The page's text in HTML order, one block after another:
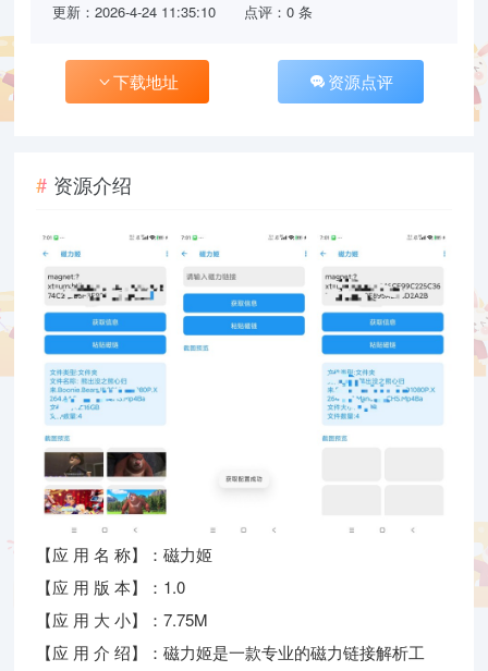
更新：2026-4-24 11:35:10 点评：0 条
下载地址 资源点评
资源介绍
【应 用 名 称】：磁力姬
【应 用 版 本】：1.0
【应 用 大 小】：7.75M
【应 用 介 绍】：磁力姬是一款专业的磁力链接解析工